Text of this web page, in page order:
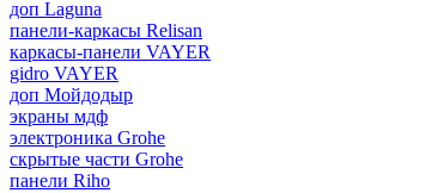
доп Laguna
панели-каркасы Relisan
каркасы-панели VAYER
gidro VAYER
доп Мойдодыр
экраны мдф
электроника Grohe
скрытые части Grohe
панели Riho